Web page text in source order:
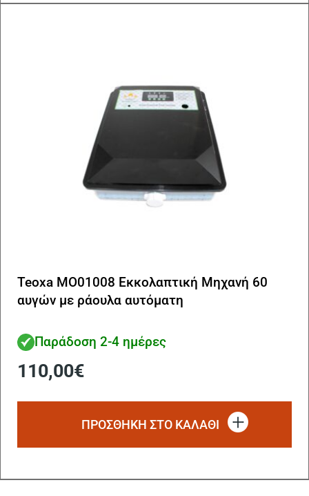
Teoxa MO01008 Εκκολαπτική Μηχανή 60
αυγών με ράουλα αυτόματη
Παράδοση 2-4 ημέρες
110,00€
ΠΡΟΣΘΗΚΗ ΣΤΟ ΚΑΛΑΘΙ